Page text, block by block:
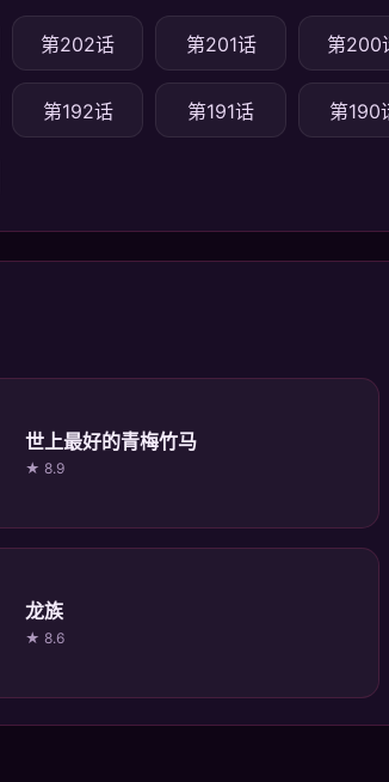
第202话 第201话 第200
第192话 第191话 第190
世上最好的青梅竹马
★ 8.9
龙族
★ 8.6